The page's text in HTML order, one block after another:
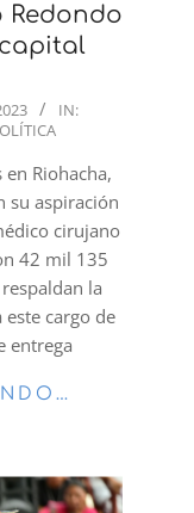
Redondo
IN:
Riohacha,
su aspiración
cirujano
42 mil 135
la
cargo de
entrega